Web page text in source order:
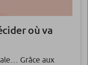
où va
Grâce aux